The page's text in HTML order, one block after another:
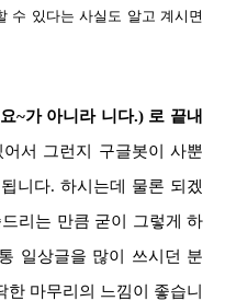
수 있다는 사실도 알고 계시면
~가 아니라 니다.) 로 끝내
서 그런지 구글봇이 사뿐
니다. 하시는데 물론 되겠
리는 만큼 굳이 그렇게 하
일상글을 많이 쓰시던 분
한 마무리의 느낌이 좋습니